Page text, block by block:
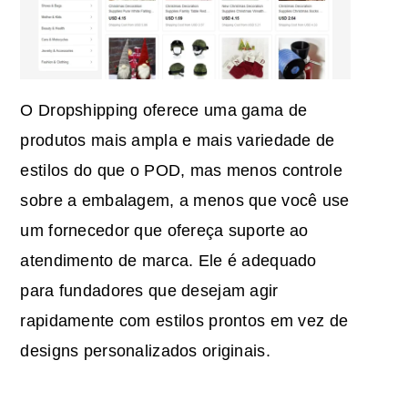
O Dropshipping oferece uma gama de
produtos mais ampla e mais variedade de
estilos do que o POD, mas menos controle
sobre a embalagem, a menos que você use
um fornecedor que ofereça suporte ao
atendimento de marca. Ele é adequado
para fundadores que desejam agir
rapidamente com estilos prontos em vez de
designs personalizados originais.